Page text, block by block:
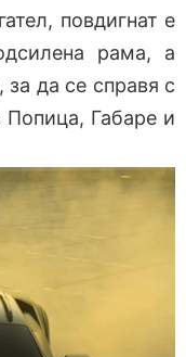
повдигнат е
рама, а
да се справя с
Габаре и